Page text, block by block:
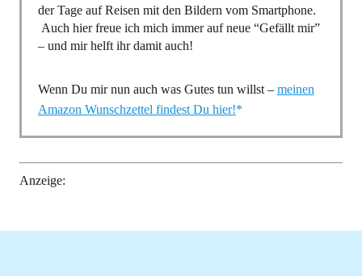
der Tage auf Reisen mit den Bildern vom Smartphone.
Auch hier freue ich mich immer auf neue “Gefällt mir”
– und mir helft ihr damit auch!
Wenn Du mir nun auch was Gutes tun willst – meinen
Amazon Wunschzettel findest Du hier!
Anzeige: